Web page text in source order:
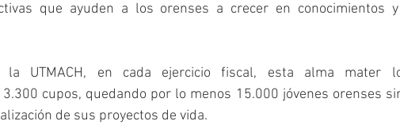
que ayuden a los orenses a crecer en conocimientos
la UTMACH, en cada ejercicio fiscal, esta alma mater
cupos, quedando por lo menos 15.000 jóvenes orenses
de sus proyectos de vida.